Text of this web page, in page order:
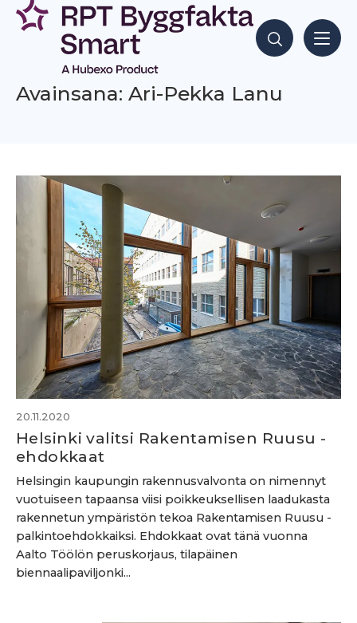
Siirry
sisältöön
Hae sisältöjä
Avainsana: Ari-Pekka Lanu
20.11.2020
Helsinki valitsi Rakentamisen Ruusu -
ehdokkaat
Helsingin kaupungin rakennusvalvonta on nimennyt
vuotuiseen tapaansa viisi poikkeuksellisen laadukasta
rakennetun ympäristön tekoa Rakentamisen Ruusu -
palkintoehdokkaiksi. Ehdokkaat ovat tänä vuonna
Aalto Töölön peruskorjaus, tilapäinen
biennaalipaviljonki...